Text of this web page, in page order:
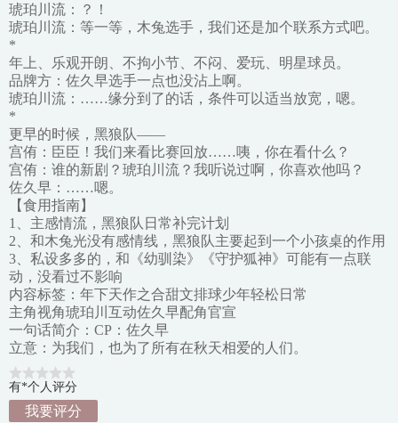
琥珀川流：？！
琥珀川流：等一等，木兔选手，我们还是加个联系方式吧。
*
年上、乐观开朗、不拘小节、不闷、爱玩、明星球员。
品牌方：佐久早选手一点也没沾上啊。
琥珀川流：……缘分到了的话，条件可以适当放宽，嗯。
*
更早的时候，黑狼队——
宫侑：臣臣！我们来看比赛回放……咦，你在看什么？
宫侑：谁的新剧？琥珀川流？我听说过啊，你喜欢他吗？
佐久早：……嗯。
【食用指南】
1、主感情流，黑狼队日常补完计划
2、和木兔光没有感情线，黑狼队主要起到一个小孩桌的作用
3、私设多多的，和《幼驯染》《守护狐神》可能有一点联
动，没看过不影响
内容标签：年下天作之合甜文排球少年轻松日常
主角视角琥珀川互动佐久早配角官宣
一句话简介：CP：佐久早
立意：为我们，也为了所有在秋天相爱的人们。
有*个人评分
我要评分